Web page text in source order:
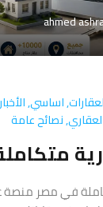
ahmed
,اساسي,الأخبار
,نصائح عامة
في مصر منصة